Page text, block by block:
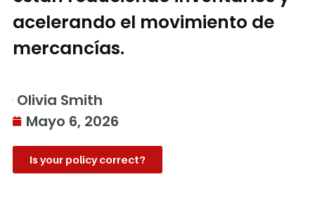
acelerando el movimiento de
mercancías.
Olivia Smith
Mayo 6, 2026
Is your policy correct?